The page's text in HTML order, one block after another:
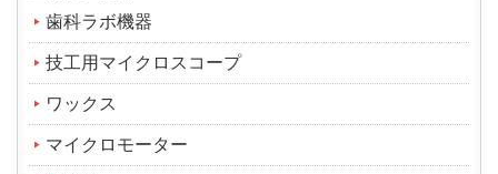
歯科ラボ機器
技工用マイクロスコープ
ワックス
マイクロモーター